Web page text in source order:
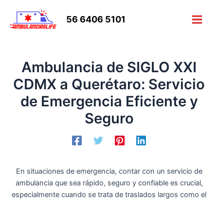
contenido
56 6406 5101
Main
Ambulancia de SIGLO XXI
CDMX a Querétaro: Servicio
de Emergencia Eficiente y
Seguro
En situaciones de emergencia, contar con un servicio de
ambulancia que sea rápido, seguro y confiable es crucial,
especialmente cuando se trata de traslados largos como el